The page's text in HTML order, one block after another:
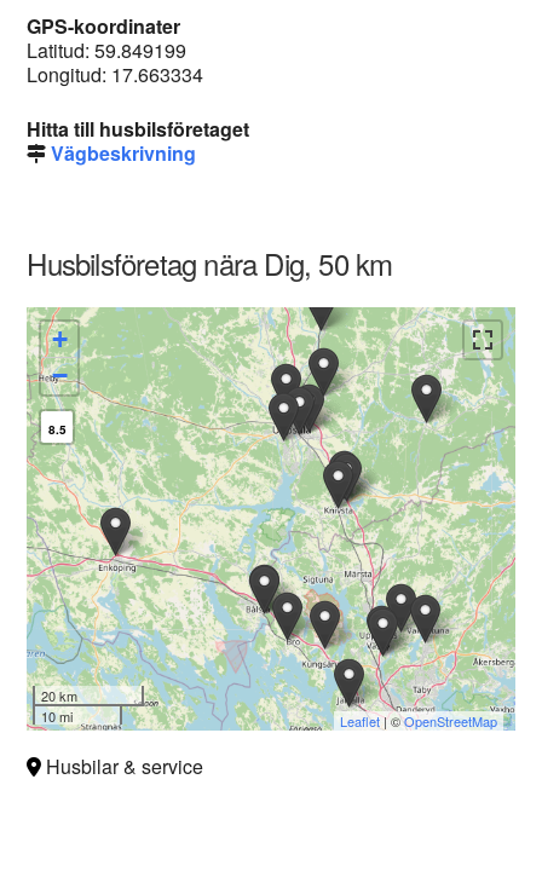
GPS-koordinater
Latitud: 59.849199
Longitud: 17.663334
Hitta till husbilsföretaget
Vägbeskrivning
Husbilsföretag nära Dig, 50 km
+
−
8.5
20 km
10 mi
Leaflet| ©OpenStreetMap
Husbilar & service